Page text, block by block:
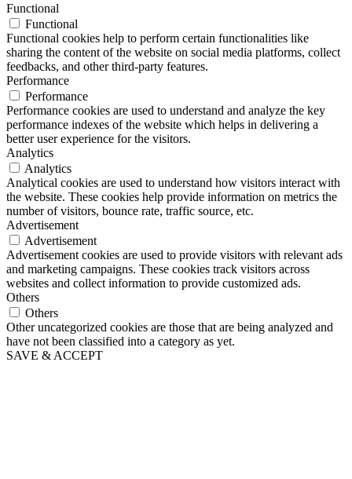
Functional
Functional
Functional cookies help to perform certain functionalities like
sharing the content of the website on social media platforms, collect
feedbacks, and other third-party features.
Performance
Performance
Performance cookies are used to understand and analyze the key
performance indexes of the website which helps in delivering a
better user experience for the visitors.
Analytics
Analytics
Analytical cookies are used to understand how visitors interact with
the website. These cookies help provide information on metrics the
number of visitors, bounce rate, traffic source, etc.
Advertisement
Advertisement
Advertisement cookies are used to provide visitors with relevant ads
and marketing campaigns. These cookies track visitors across
websites and collect information to provide customized ads.
Others
Others
Other uncategorized cookies are those that are being analyzed and
have not been classified into a category as yet.
SAVE & ACCEPT